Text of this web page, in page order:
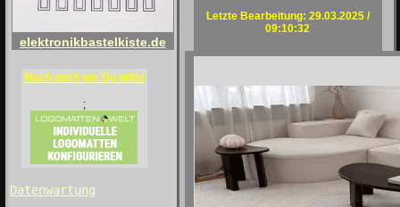
elektronikbastelkiste.de
Mach doch wie Du willst
;
Datenwartung
Letzte Bearbeitung: 29.03.2025 /
09:10:32